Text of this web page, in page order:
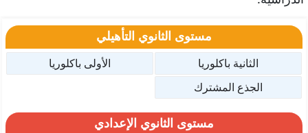
مستوى الثانوي التأهيلي
الثانية باكلوريا
الأولى باكلوريا
الجذع المشترك
مستوى الثانوي الإعدادي